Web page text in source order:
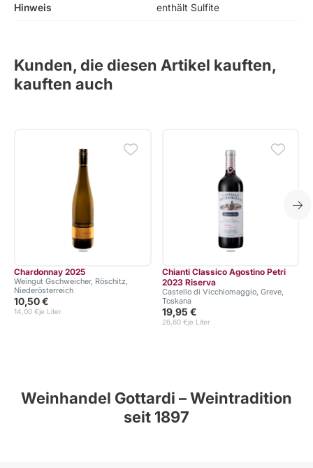
Hinweis enthält Sulfite
Kunden, die diesen Artikel kauften,
kauften auch
Chardonnay 2025
Weingut Gschweicher, Röschitz,
Niederösterreich
10,50 €
je Liter
14,00 €
Chianti Classico Agostino Petri
2023 Riserva
Castello di Vicchiomaggio, Greve,
Toskana
19,95 €
je Liter
26,60 €
Weinhandel Gottardi – Weintradition
seit 1897